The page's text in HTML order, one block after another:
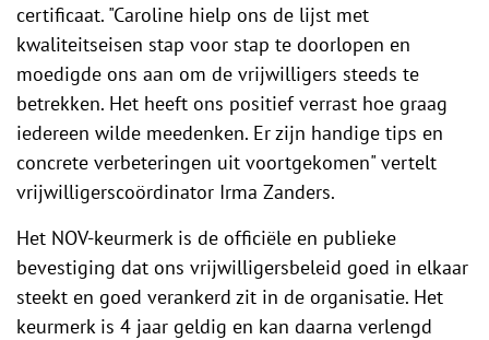
certificaat. "Caroline hielp ons de lijst met
kwaliteitseisen stap voor stap te doorlopen en
moedigde ons aan om de vrijwilligers steeds te
betrekken. Het heeft ons positief verrast hoe graag
iedereen wilde meedenken. Er zijn handige tips en
concrete verbeteringen uit voortgekomen" vertelt
vrijwilligerscoördinator Irma Zanders.
Het NOV-keurmerk is de officiële en publieke
bevestiging dat ons vrijwilligersbeleid goed in elkaar
steekt en goed verankerd zit in de organisatie. Het
keurmerk is 4 jaar geldig en kan daarna verlengd